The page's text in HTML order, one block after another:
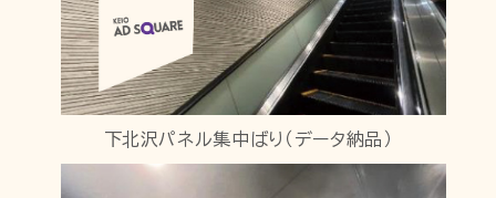
下北沢パネル集中ばり（データ納品）